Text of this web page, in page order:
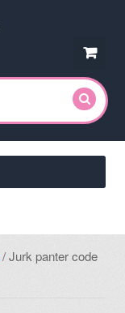
/ Jurk panter code